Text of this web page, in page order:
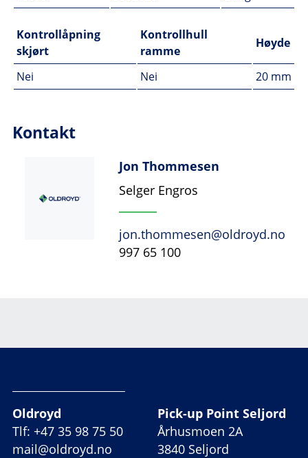
Kontrollåpning
skjørt
Kontrollhull
ramme
Høyde
Nei Nei 20 mm
Kontakt
Jon Thommesen
Selger Engros
jon.thommesen@oldroyd.no
997 65 100
Oldroyd
Tlf: +47 35 98 75 50
mail@oldroyd.no
Pick-up Point Seljord
Århusmoen 2A
3840 Seljord